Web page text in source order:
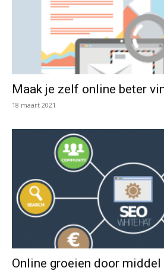
Maak je zelf online beter
18 maart 2021
Online groeien door